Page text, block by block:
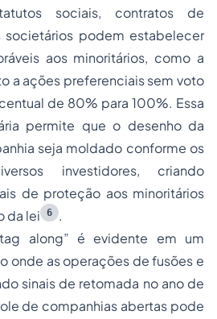
sociais, contratos de
societários podem estabelecer
aos minoritários, como a
a ações preferenciais sem voto
de 80% para 100%. Essa
permite que o desenho da
seja moldado conforme os
investidores, criando
de proteção aos minoritários
da lei
6
.
tag along” é evidente em um
onde as operações de fusões e
sinais de retomada no ano de
de companhias abertas pode